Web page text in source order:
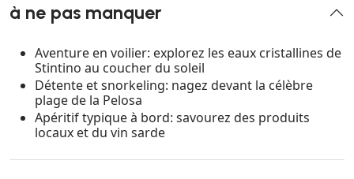
à ne pas manquer
Aventure en voilier: explorez les eaux cristallines de
Stintino au coucher du soleil
Détente et snorkeling: nagez devant la célèbre
plage de la Pelosa
Apéritif typique à bord: savourez des produits
locaux et du vin sarde